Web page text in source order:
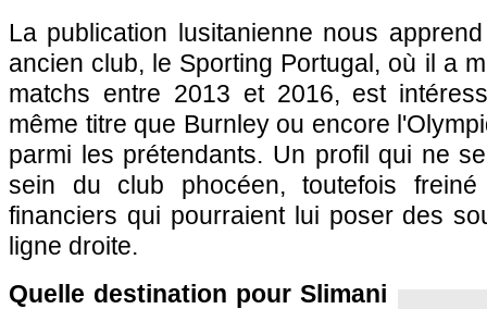
La publication lusitanienne nous
ancien club, le Sporting Portugal, où il a
matchs entre 2013 et 2016, est
même titre que Burnley ou encore
parmi les prétendants. Un profil qui ne
sein du club phocéen, toutefois
financiers qui pourraient lui poser des
ligne droite.
Quelle destination pour Slimani